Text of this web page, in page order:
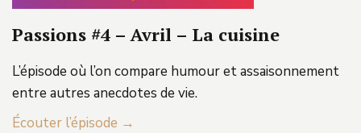
Passions #4 – Avril – La cuisine
L’épisode où l’on compare humour et assaisonnement
entre autres anecdotes de vie.
Écouter l’épisode →